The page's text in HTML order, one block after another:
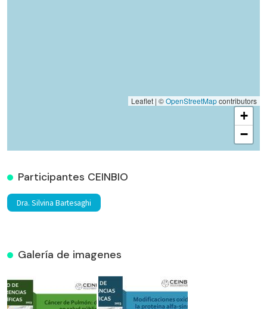
Leaflet | ©OpenStreetMapcontributors
+
−
Participantes CEINBIO
Dra. Silvina Bartesaghi
Galería de imagenes